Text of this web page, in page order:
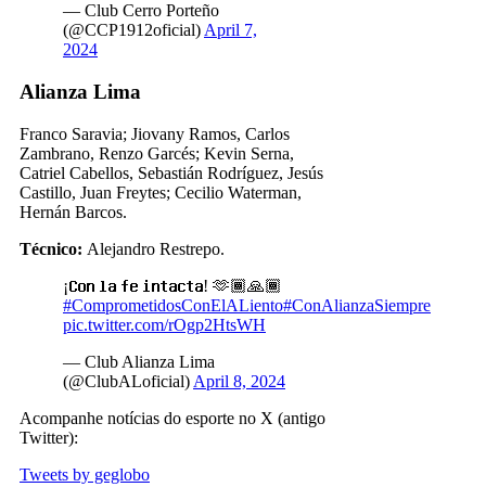
— Club Cerro Porteño
(@CCP1912oficial) April 7,
2024
Alianza Lima
Franco Saravia; Jiovany Ramos, Carlos
Zambrano, Renzo Garcés; Kevin Serna,
Catriel Cabellos, Sebastián Rodríguez, Jesús
Castillo, Juan Freytes; Cecilio Waterman,
Hernán Barcos.
Técnico: Alejandro Restrepo.
¡𝗖𝗼𝗻 𝗹𝗮 𝗳𝗲 𝗶𝗻𝘁𝗮𝗰𝘁𝗮! 🫶🏾🙏🏾
#ComprometidosConElALiento#ConAlianzaSiempre
pic.twitter.com/rOgp2HtsWH
— Club Alianza Lima
(@ClubALoficial) April 8, 2024
Acompanhe notícias do esporte no X (antigo
Twitter):
Tweets by geglobo